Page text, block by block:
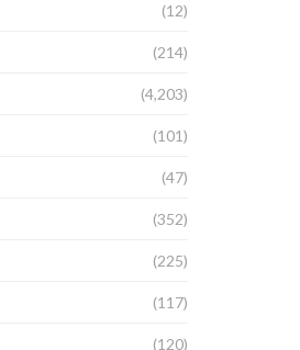
(12)
(214)
(4,203)
(101)
(47)
(352)
(225)
(117)
(120)